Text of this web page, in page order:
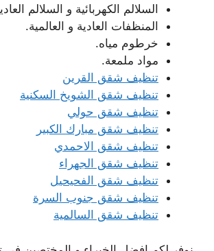
السلالم الكهربائية و السلالم
المنظفات العادية و العالمية.
خرطوم مياه.
مواد ملمعة.
تنظيف شقق القرين
تنظيف شقق الشويخ السكنية
تنظيف شقق حولي
تنظيف شقق مبارك الكبير
تنظيف شقق الاحمدي
تنظيف شقق الجهراء
تنظيف شقق الفحيحيل
تنظيف شقق جنوب السرة
تنظيف شقق السالمية